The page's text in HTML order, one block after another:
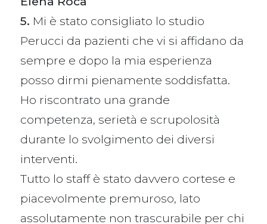
5. Mi è stato consigliato lo studio
Perucci da pazienti che vi si affidano da
sempre e dopo la mia esperienza
posso dirmi pienamente soddisfatta.
Ho riscontrato una grande
competenza, serietà e scrupolosità
durante lo svolgimento dei diversi
interventi.
Tutto lo staff è stato davvero cortese e
piacevolmente premuroso, lato
assolutamente non trascurabile per chi